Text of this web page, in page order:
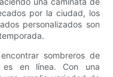
por la ciudad, los
personalizados son
sombreros de
es en línea. Con una